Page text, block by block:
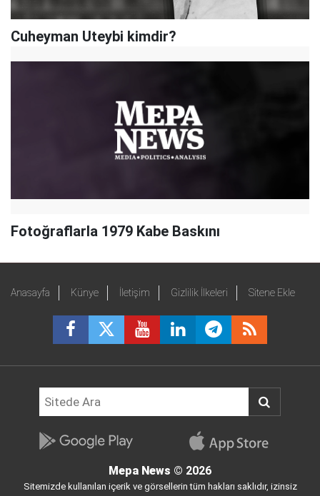
Cuheyman Uteybi kimdir?
Fotoğraflarla 1979 Kabe Baskını
Anasayfa Künye İletişim Gizlilik İlkeleri Sitene Ekle
Mepa News © 2026
Sitemizde kullanılan içerik ve görsellerin tüm hakları saklıdır, izinsiz